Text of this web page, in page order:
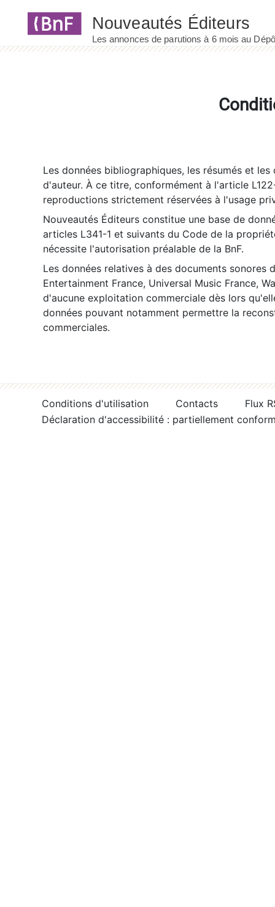
Les données bibliographiques, les résumés et
d'auteur. À ce titre, conformément à l'article
reproductions strictement réservées à l'usage
Nouveautés Éditeurs constitue une base de
articles L341-1 et suivants du Code de la
nécessite l'autorisation préalable de la BnF.
Les données relatives à des documents sonores
Entertainment France, Universal Music France,
d'aucune exploitation commerciale dès lors
données pouvant notamment permettre la
commerciales.
Conditions d'utilisation Contacts
Flux
Déclaration d'accessibilité : partiellement